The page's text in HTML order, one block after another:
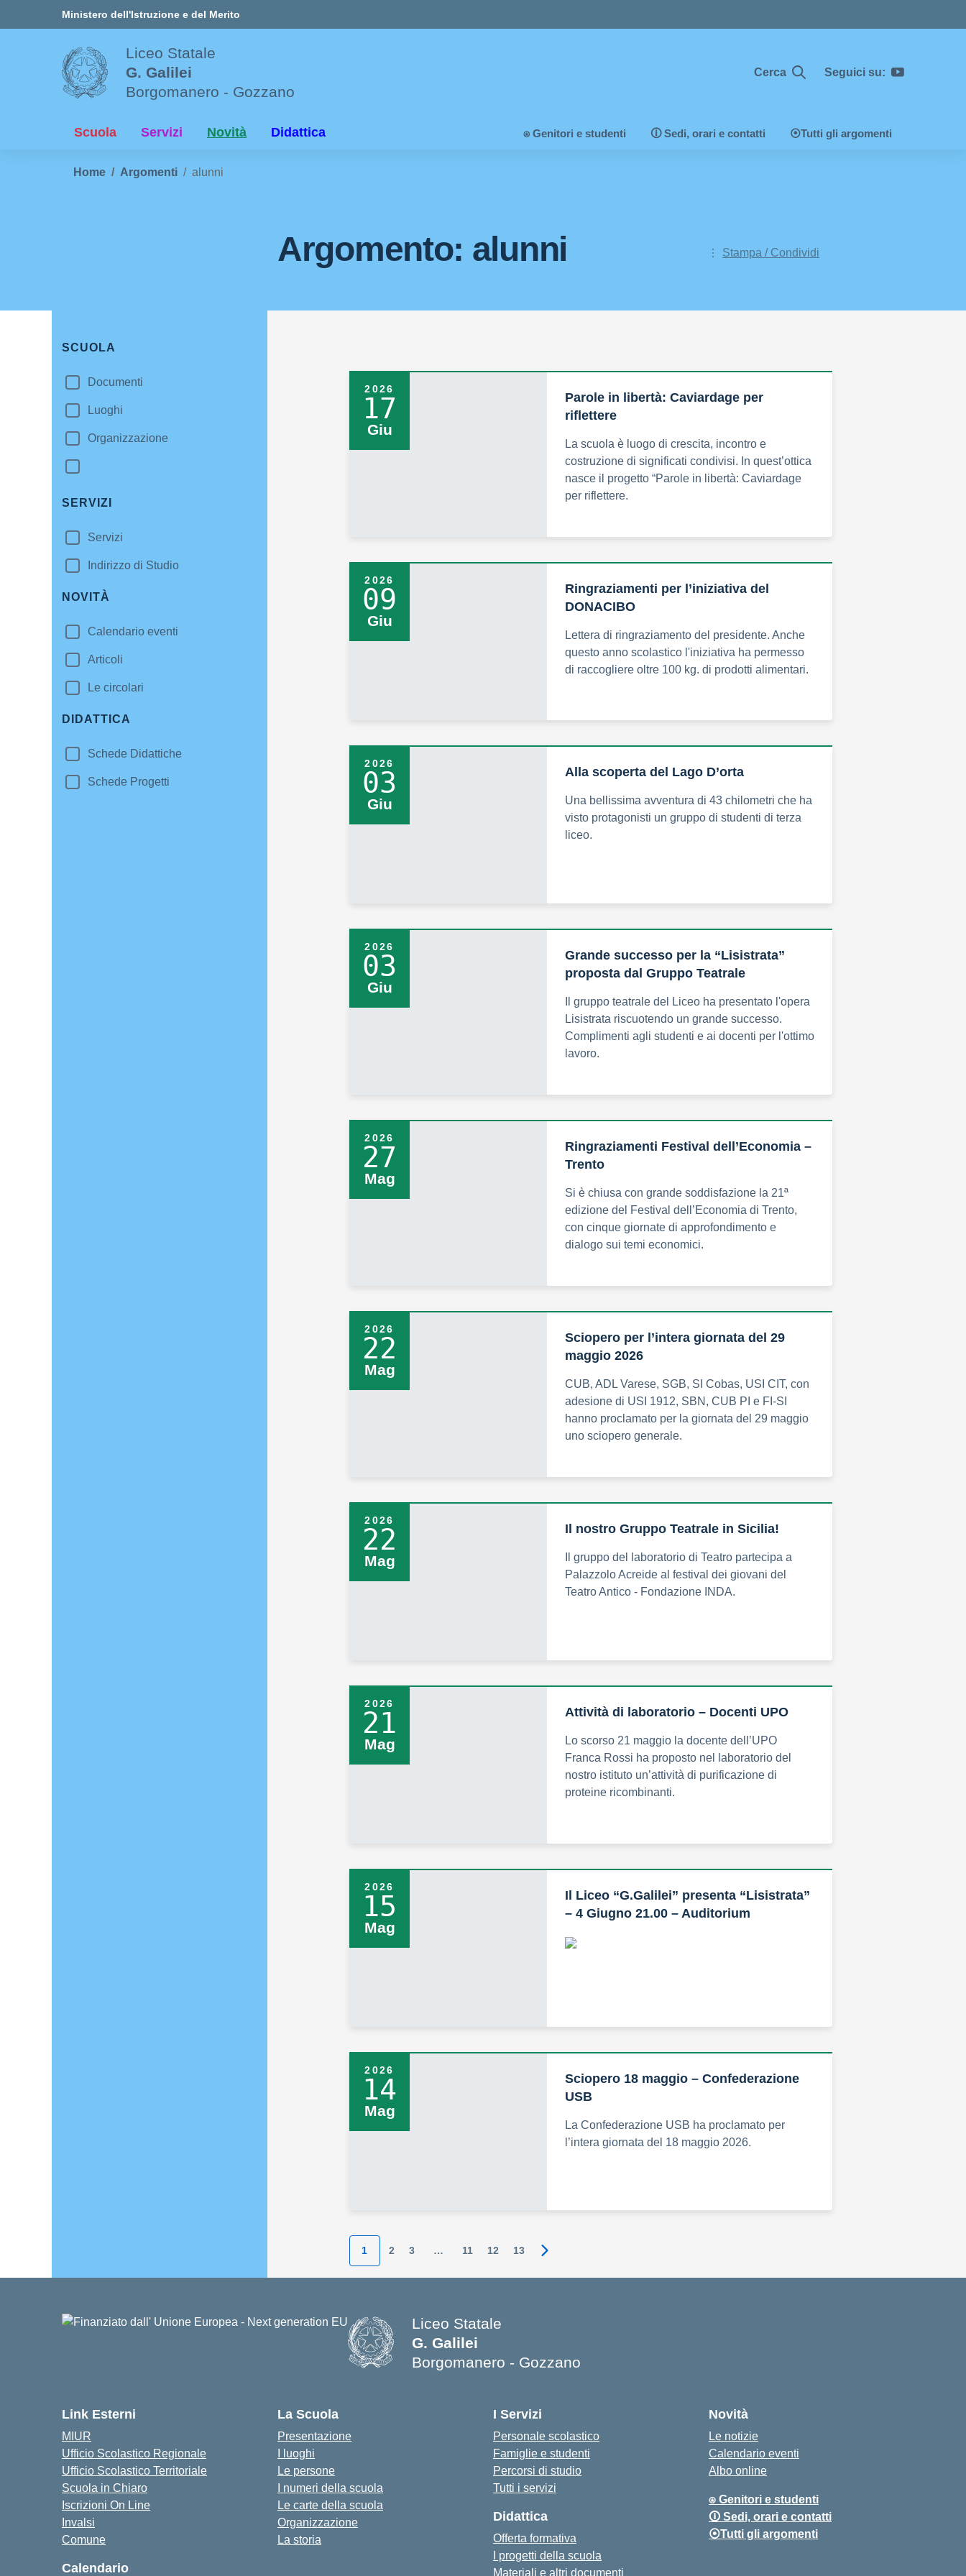
Ministero dell'Istruzione e del Merito
Liceo Statale
G. Galilei
Borgomanero - Gozzano
Cerca Seguici su:
Scuola Servizi Novità Didattica ⍟ Genitori e studenti 🛈 Sedi, orari e contatti ⦿Tutti gli argomenti
Home Argomenti alunni
Argomento: alunni Stampa / Condividi
SCUOLA
Documenti
Luoghi
Organizzazione
SERVIZI
Servizi
Indirizzo di Studio
NOVITÀ
Calendario eventi
Articoli
Le circolari
DIDATTICA
Schede Didattiche
Schede Progetti
2026
17
Giu
Parole in libertà: Caviardage per
riflettere
La scuola è luogo di crescita, incontro e
costruzione di significati condivisi. In quest’ottica
nasce il progetto “Parole in libertà: Caviardage
per riflettere.
2026
09
Giu
Ringraziamenti per l’iniziativa del
DONACIBO
Lettera di ringraziamento del presidente. Anche
questo anno scolastico l'iniziativa ha permesso
di raccogliere oltre 100 kg. di prodotti alimentari.
2026
03
Giu
Alla scoperta del Lago D’orta
Una bellissima avventura di 43 chilometri che ha
visto protagonisti un gruppo di studenti di terza
liceo.
2026
03
Giu
Grande successo per la “Lisistrata”
proposta dal Gruppo Teatrale
Il gruppo teatrale del Liceo ha presentato l'opera
Lisistrata riscuotendo un grande successo.
Complimenti agli studenti e ai docenti per l'ottimo
lavoro.
2026
27
Mag
Ringraziamenti Festival dell’Economia –
Trento
Si è chiusa con grande soddisfazione la 21ª
edizione del Festival dell’Economia di Trento,
con cinque giornate di approfondimento e
dialogo sui temi economici.
2026
22
Mag
Sciopero per l’intera giornata del 29
maggio 2026
CUB, ADL Varese, SGB, SI Cobas, USI CIT, con
adesione di USI 1912, SBN, CUB PI e FI-SI
hanno proclamato per la giornata del 29 maggio
uno sciopero generale.
2026
22
Mag
Il nostro Gruppo Teatrale in Sicilia!
Il gruppo del laboratorio di Teatro partecipa a
Palazzolo Acreide al festival dei giovani del
Teatro Antico - Fondazione INDA.
2026
21
Mag
Attività di laboratorio – Docenti UPO
Lo scorso 21 maggio la docente dell’UPO
Franca Rossi ha proposto nel laboratorio del
nostro istituto un’attività di purificazione di
proteine ricombinanti.
2026
15
Mag
Il Liceo “G.Galilei” presenta “Lisistrata”
– 4 Giugno 21.00 – Auditorium
2026
14
Mag
Sciopero 18 maggio – Confederazione
USB
La Confederazione USB ha proclamato per
l’intera giornata del 18 maggio 2026.
1 2 3 … 11 12 13 Pagina successiva
Liceo Statale
G. Galilei
Borgomanero - Gozzano
Link Esterni
MIUR
Ufficio Scolastico Regionale
Ufficio Scolastico Territoriale
Scuola in Chiaro
Iscrizioni On Line
Invalsi
Comune
Calendario
La Scuola
Presentazione
I luoghi
Le persone
I numeri della scuola
Le carte della scuola
Organizzazione
La storia
I Servizi
Personale scolastico
Famiglie e studenti
Percorsi di studio
Tutti i servizi
Didattica
Offerta formativa
I progetti della scuola
Materiali e altri documenti
Novità
Le notizie
Calendario eventi
Albo online
⍟ Genitori e studenti
🛈 Sedi, orari e contatti
⦿Tutti gli argomenti